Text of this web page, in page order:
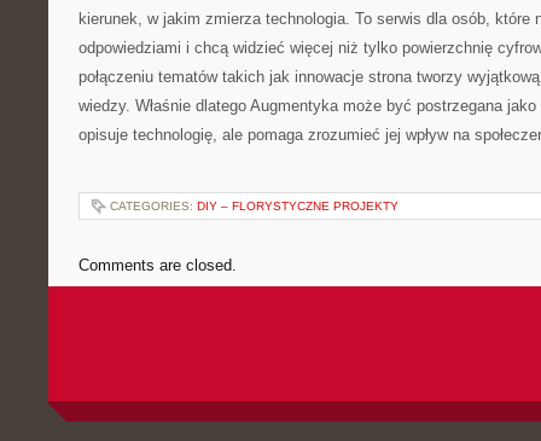
kierunek, w jakim zmierza technologia. To serwis dla osób, które
odpowiedziami i chcą widzieć więcej niż tylko powierzchnię
połączeniu tematów takich jak innowacje strona tworzy
wiedzy. Właśnie dlatego Augmentyka może być postrzegana
opisuje technologię, ale pomaga zrozumieć jej wpływ na
CATEGORIES: DIY – FLORYSTYCZNE PROJEKTY
Comments are closed.